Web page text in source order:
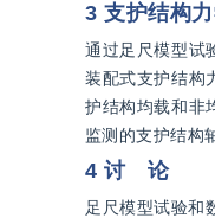
3 支护结构
通过足尺模型试
装配式支护结构
护结构均载和非
监测的支护结构
4 讨 论
足尺模型试验和